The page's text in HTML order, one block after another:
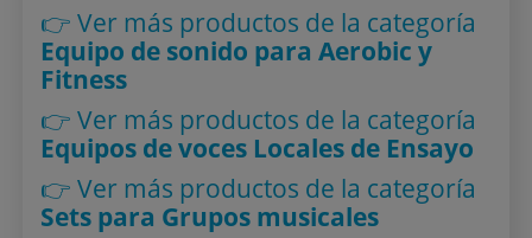
👉 Ver más productos de la categoría
Equipo de sonido para Aerobic y
Fitness
👉 Ver más productos de la categoría
Equipos de voces Locales de Ensayo
👉 Ver más productos de la categoría
Sets para Grupos musicales